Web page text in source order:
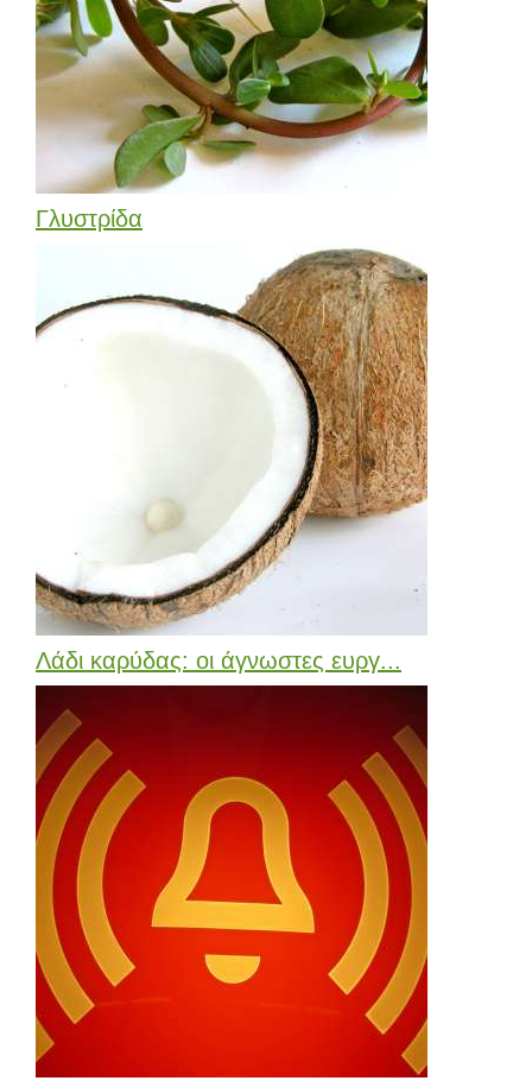
Γλυστρίδα
Λάδι καρύδας: οι άγνωστες ευργ...